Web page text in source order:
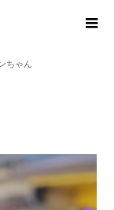
ちゃん